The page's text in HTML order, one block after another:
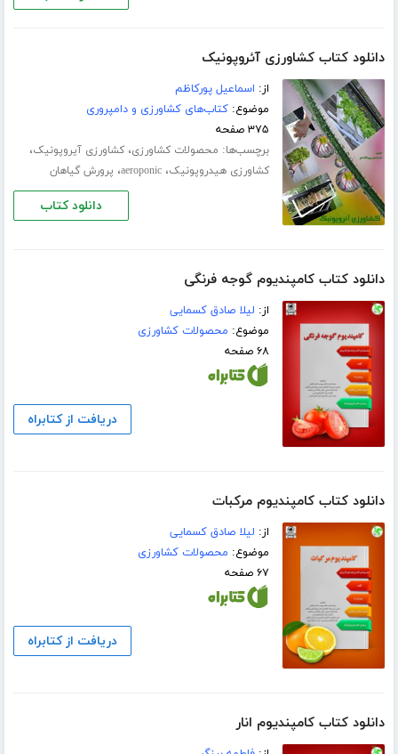
دانلود کتاب کشاورزی آئروپونیک
از: اسماعیل پورکاظم
موضوع:کتاب‌های کشاورزی و دامپروری
۳۷۵ صفحه
برچسب‌ها: محصولات کشاورزی،کشاورزی آیروپونیک،
کشاورزی هیدروپونیک،aeroponic، پرورش گیاهان
دانلود کتاب
دانلود کتاب کامپندیوم گوجه فرنگی
از: لیلا صادق کسمایی
موضوع: محصولات کشاورزی
۶۸ صفحه
دریافت از کتابراه
دانلود کتاب کامپندیوم مرکبات
از: لیلا صادق کسمایی
موضوع: محصولات کشاورزی
۶۷ صفحه
دریافت از کتابراه
دانلود کتاب کامپندیوم انار